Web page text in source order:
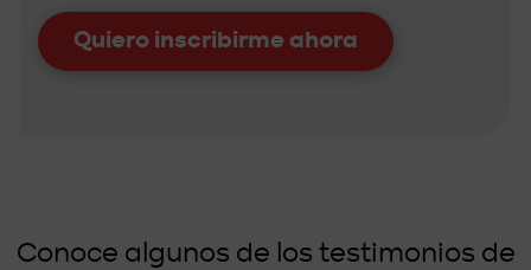
Quiero inscribirme ahora
Conoce algunos de los testimonios de